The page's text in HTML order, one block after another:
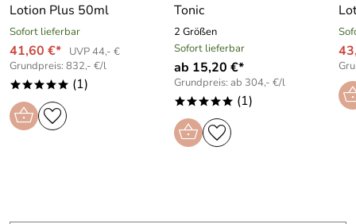
Lotion Plus 50ml
Sofort lieferbar
41,60 €*
UVP 44,- €
Grundpreis: 832,- €/l
***** (1)
Tonic
2 Größen
Sofort lieferbar
ab 15,20 €*
Grundpreis: ab 304,- €/l
***** (1)